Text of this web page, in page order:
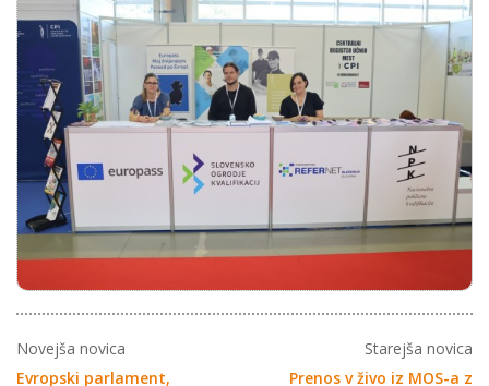
Novejša novica
Evropski parlament,
Starejša novica
Prenos v živo iz MOS-a z